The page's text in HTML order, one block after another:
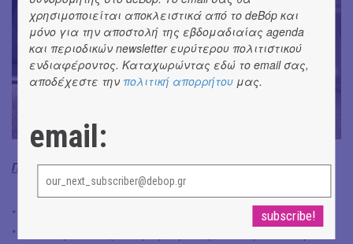
Πρόγραμμα περιοδείας
* 2 Αυγούστου, Αρχαίο Θέατρο Δωδώνης
* 5 -13 Aυγούστου (Τετάρτη-Κυριακή), Yπαίθριο Θέατρο
χρησιμοποιείται αποκλειστικά από το deBόp και
μόνο για την αποστολή της εβδομαδιαίας agenda
και περιοδικών newsletter ευρύτερου πολιτιστικού
ενδιαφέροντος. Καταχωρώντας εδώ το email σας,
αποδέχεστε την πολιτική απορρήτου μας.
email: